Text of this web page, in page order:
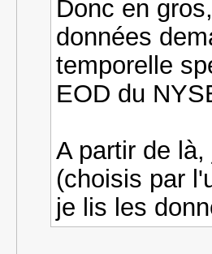
Donc en
données
temporelle
EOD du
A partir de
(choisis par
je lis les